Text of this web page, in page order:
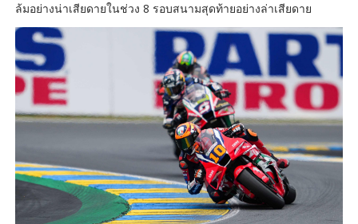
ล้มอย่างน่าเสียดายในช่วง 8 รอบสนามสุดท้ายอย่างล่าเสียดาย